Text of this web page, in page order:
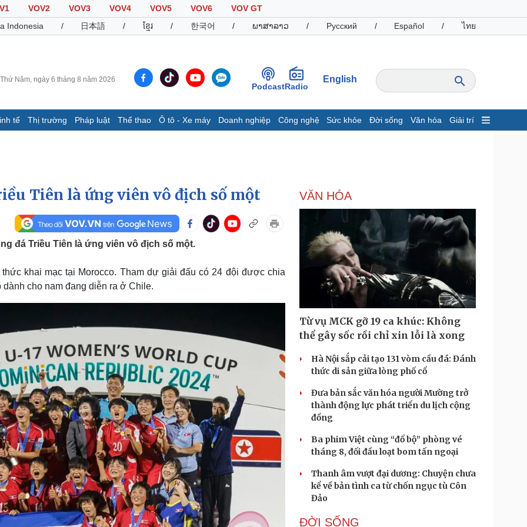
VOV2 VOV3 VOV4 VOV5 VOV6
VOV GT
Indonesia / 日本語 / ខ្មែរ / 한국어 / ພາສາລາວ / Русский / Español / ไทย
Thứ Năm, ngày 6 tháng 8 năm 2026
PodcastRadio
English
tế Thị trường Pháp luật Thể thao Ô tô - Xe máy Doanh nghiệp Công nghệ Sức khỏe Đời sống Văn hóa Giải trí
Infographic
Giá cà phê
Thể thao
Lịch thi đấu bóng đá
Thế giới thể thao
Ô tô - Xe máy
Xe máy
Tư vấn
Doanh nghiệp
Thông tin doanh nghiệp
Doanh nghiệp 24h
Công nghệ
Sành điệu
Tin Công nghệ
Trải nghiệm
Chuyển đổi số
Văn hóa
Sân khấu - Điện ảnh
Văn học
Âm nhạc
Di sản
Giải trí
Thời trang
Sao Việt
Tư vấn
Săn Tour
Podcast
Đọc truyện đêm khuya
Cửa sổ tình yêu
Hạt giống tâm hồn
Tiên là ứng viên vô địch số một
đá Triều Tiên là ứng viên vô địch số một.
khai mạc tại Morocco. Tham dự giải đấu có 24 đội được chia
cho nam đang diễn ra ở Chile.
VĂN HÓA
Từ vụ MCK gỡ 19 ca khúc: Không
thể gây sốc rồi chỉ xin lỗi là xong
Hà Nội sắp cải tạo 131 vòm cầu đá: Đánh
thức di sản giữa lòng phố cổ
Đưa bản sắc văn hóa người Mường trở
thành động lực phát triển du lịch cộng
đồng
Ba phim Việt cùng “đổ bộ” phòng vé
tháng 8, đối đầu loạt bom tấn ngoại
Thanh âm vượt đại dương: Chuyện chưa
kể về bản tình ca từ chốn ngục tù Côn
Đảo
ĐỜI SỐNG